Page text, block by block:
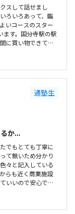
スして話せまし
ろいろあって、臨
いコースのスター
ます。国分寺駅の駅
に買い物できて良
な教室でした。み
ログラミング教室
いやすそうです。
した。少人数なの
通塾生
か...
でもとても丁寧に
て無いため分かり
々と記入している
らも近く商業施設
いいので安心で
は清潔感があり、
室の金額をあまり
て通わせるのには